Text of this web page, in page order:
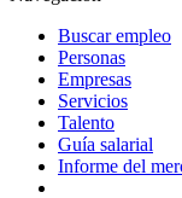
Buscar empleo
Personas
Empresas
Servicios
Talento
Guía salarial
Informe del